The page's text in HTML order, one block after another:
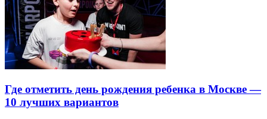
Где отметить день рождения ребенка в Москве —
10 лучших вариантов